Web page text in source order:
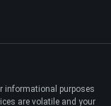
informational purposes
are volatile and your